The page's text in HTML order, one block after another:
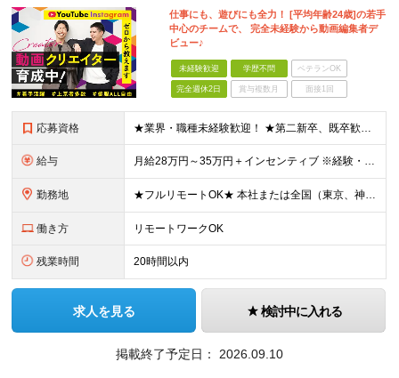
仕事にも、遊びにも全力！ [平均年齢24歳]の若手
中心のチームで、 完全未経験から動画編集者デ
ビュー♪
未経験歓迎 学歴不問 ベテランOK
完全週休2日 賞与複数月 面接1回
応募資格 ★業界・職種未経験歓迎！ ★第二新卒、既卒歓迎！ ★社会人未経験歓迎！ ■こんな方におススメ！ ―――――――――― ◎動画編集に興味がある方 ◎SNSやYouTubeをよく見る・好きな方 ◎クリ
給与 月給28万円～35万円＋インセンティブ ※経験・スキルなどを考慮のうえ、決定します。 ※時間外手当は別途全額支給します。 ＼目標＋αで1本担当するごとに5000円！／ ひと月の目標本数以上の動画
勤務地 ★フルリモートOK★ 本社または全国（東京、神奈川、千葉、埼玉、大阪）にあるオフィスの利用も可能です！ ＜本社住所＞ 東京都豊島区南池袋1-16-15リージャス5階 ＜大阪支社＞ 大阪府大阪市北区
働き方 リモートワークOK
残業時間 20時間以内
求人を見る 検討中に入れる
掲載終了予定日： 2026.09.10